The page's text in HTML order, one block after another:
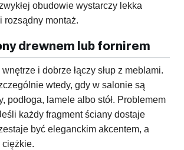
obudowie wystarczy lekka
rozsądny montaż.
drewnem lub fornirem
i dobrze łączy słup z meblami.
wtedy, gdy w salonie są
podłoga, lamele albo stół. Problemem
każdy fragment ściany dostaje
być eleganckim akcentem, a
ciężkie.